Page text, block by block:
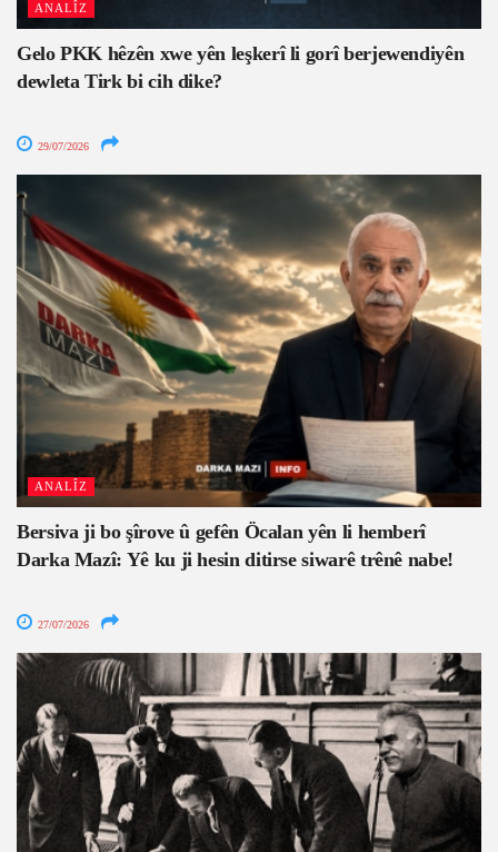
ANALÎZ
Gelo PKK hêzên xwe yên leşkerî li gorî berjewendiyên
dewleta Tirk bi cih dike?
29/07/2026
ANALÎZ
Bersiva ji bo şîrove û gefên Öcalan yên li hemberî
Darka Mazî: Yê ku ji hesin ditirse siwarê trênê nabe!
27/07/2026